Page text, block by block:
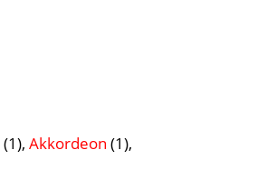
(1), Akkordeon (1),